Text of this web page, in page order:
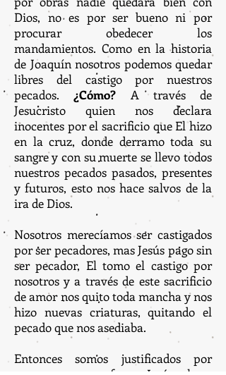
Dios, no es por ser bueno ni por
procurar obedecer los
mandamientos. Como en la historia
de Joaquín nosotros podemos quedar
libres del castigo por nuestros
pecados.¿Cómo? A través de
Jesucristo quien nos declara
inocentes por el sacrificio que El hizo
en la cruz, donde derramo toda su
sangre y con su muerte se llevo todos
nuestros pecados pasados, presentes
y futuros, esto nos hace salvos de la
ira de Dios.
Nosotros merecíamos ser castigados
por ser pecadores, mas Jesús pago sin
ser pecador, El tomo el castigo por
nosotros y a través de este sacrificio
de amor nos quito toda mancha y nos
hizo nuevas criaturas, quitando el
pecado que nos asediaba.
Entonces somos justificados por